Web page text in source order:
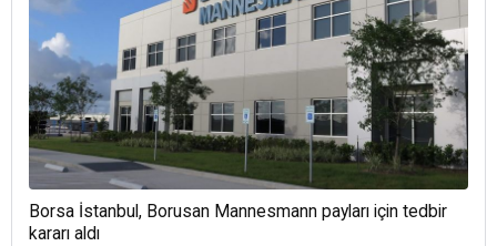
Borsa İstanbul, Borusan Mannesmann payları için tedbir
kararı aldı